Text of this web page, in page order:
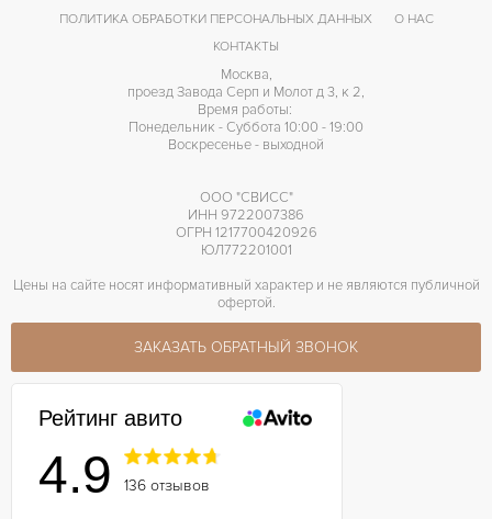
ПОЛИТИКА ОБРАБОТКИ ПЕРСОНАЛЬНЫХ ДАННЫХ
О НАС
КОНТАКТЫ
Москва,
проезд Завода Серп и Молот д 3, к 2,
Время работы:
Понедельник - Суббота 10:00 - 19:00
Воскресенье - выходной
ООО "СВИСС"
ИНН 9722007386
ОГРН 1217700420926
ЮЛ772201001
Цены на сайте носят информативный характер и не являются публичной
офертой.
ЗАКАЗАТЬ ОБРАТНЫЙ ЗВОНОК
Рейтинг авито
4.9 136 отзывов